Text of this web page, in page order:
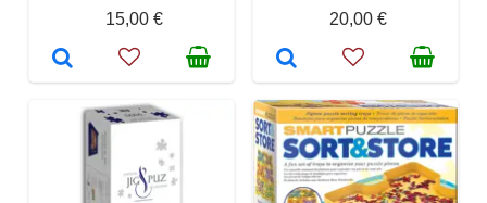
15,00 €
20,00 €